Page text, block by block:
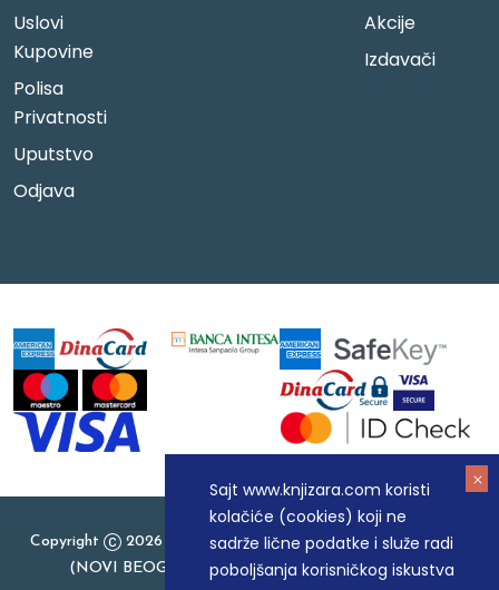
Sajt www.knjizara.com koristi
kolačiće (cookies) koji ne
sadrže lične podatke i služe radi
poboljšanja korisničkog iskustva
Uslovi
Kupovine
Polisa
Privatnosti
Uputstvo
Odjava
Akcije
Izdavači
Copyright
2026 Knjizara.com - MAKART DOO BEOGRAD
(NOVI BEOGRAD), PIB: 105184104, MB: 20337524